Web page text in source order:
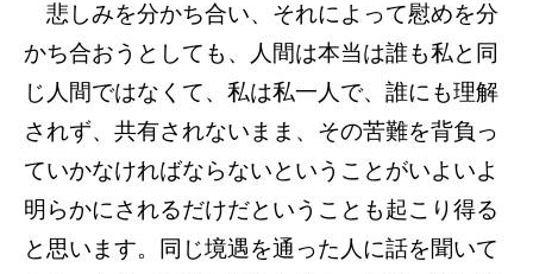
悲しみを分かち合い、それによって慰めを分
かち合おうとしても、人間は本当は誰も私と同
じ人間ではなくて、私は私一人で、誰にも理解
されず、共有されないまま、その苦難を背負っ
ていかなければならないということがいよいよ
明らかにされるだけだということも起こり得る
と思います。同じ境遇を通った人に話を聞いて